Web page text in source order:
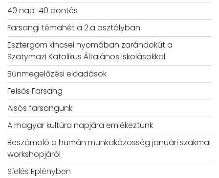
40 nap-40 döntés
Farsangi témahét a 2.a osztályban
Esztergom kincsei nyomában zarándokút a
Szatymazi Katolikus Általános Iskolásokkal
Bűnmegelőzési előadások
Felsős Farsang
Alsós farsangunk
A magyar kultúra napjára emlékeztünk
Beszámoló a humán munkaközösség januári szakmai
workshopjáról
Síelés Eplényben